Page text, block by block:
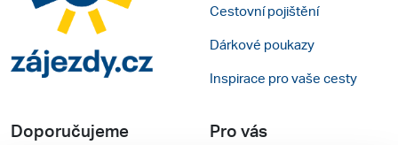
Cestovní pojištění
Dárkové poukazy
Inspirace pro vaše cesty
Doporučujeme Pro vás